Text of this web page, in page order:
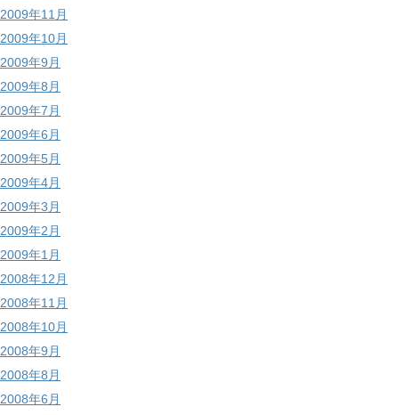
2009年11月
2009年10月
2009年9月
2009年8月
2009年7月
2009年6月
2009年5月
2009年4月
2009年3月
2009年2月
2009年1月
2008年12月
2008年11月
2008年10月
2008年9月
2008年8月
2008年6月